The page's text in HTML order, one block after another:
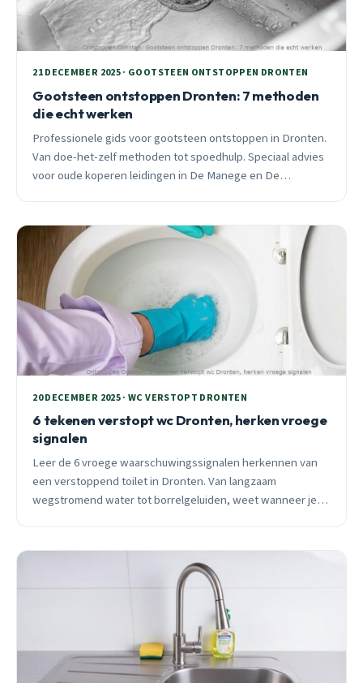
21 DECEMBER 2025 · GOOTSTEEN ONTSTOPPEN DRONTEN
Gootsteen ontstoppen Dronten: 7 methoden
die echt werken
Professionele gids voor gootsteen ontstoppen in Dronten.
Van doe-het-zelf methoden tot spoedhulp. Speciaal advies
voor oude koperen leidingen in De Manege en De
20 DECEMBER 2025 · WC VERSTOPT DRONTEN
6 tekenen verstopt wc Dronten, herken vroege
signalen
Leer de 6 vroege waarschuwingssignalen herkennen van
een verstoppend toilet in Dronten. Van langzaam
wegstromend water tot borrelgeluiden, weet wanneer je